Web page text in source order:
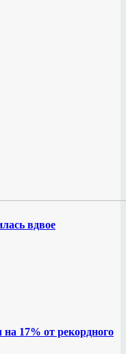
вдвое
17% от рекордного